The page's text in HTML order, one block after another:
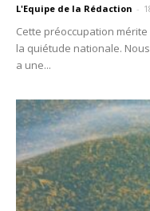
L'Equipe de la Rédaction -
Cette préoccupation
la quiétude nationale.
a une...